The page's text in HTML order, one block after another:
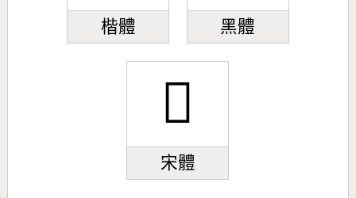
楷體 黑體
𢍄
宋體